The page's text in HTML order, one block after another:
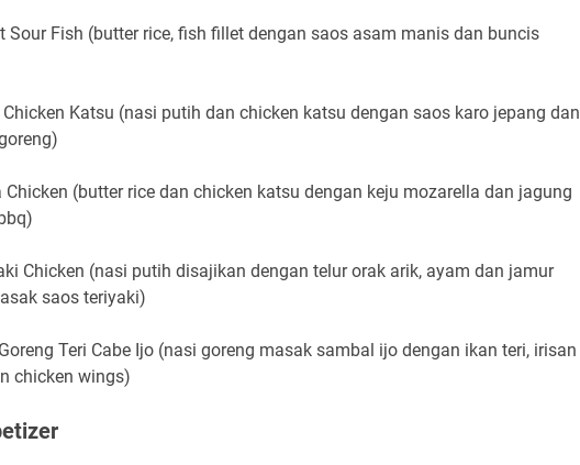
Sour Fish (butter rice, fish fillet dengan saos asam manis dan buncis
Chicken Katsu (nasi putih dan chicken katsu dengan saos karo jepang dan
Chicken (butter rice dan chicken katsu dengan keju mozarella dan jagung
Chicken (nasi putih disajikan dengan telur orak arik, ayam dan jamur
saos teriyaki)
Teri Cabe Ijo (nasi goreng masak sambal ijo dengan ikan teri, irisan
chicken wings)